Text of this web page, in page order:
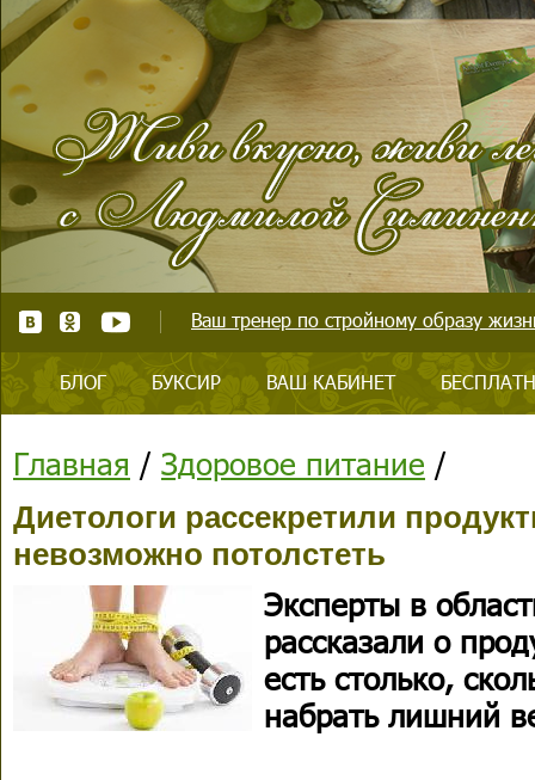
Ваш тренер по стройному образу
БЛОГ БУКСИР ВАШ КАБИНЕТ
Главная / Здоровое питание /
Диетологи рассекретили
невозможно потолстеть
Эксперты в
рассказали о
есть столько,
набрать лишний